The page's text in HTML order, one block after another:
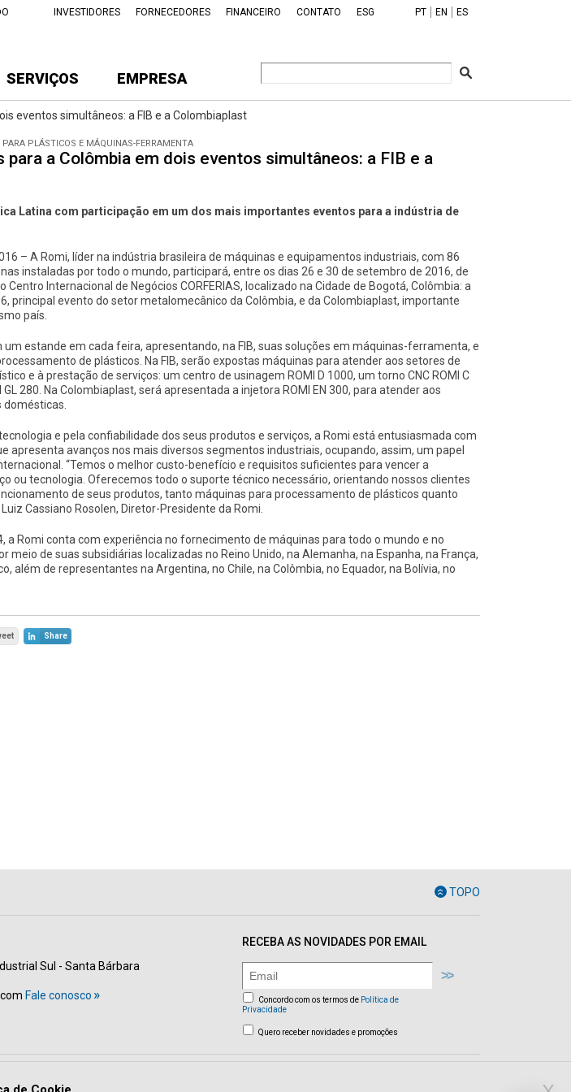
INVESTIDORES FORNECEDORES FINANCEIRO CONTATO ESG PT EN ES
SERVIÇOS EMPRESA
eventos simultâneos: a FIB e a Colombiaplast
PLÁSTICOS E MÁQUINAS-FERRAMENTA
para a Colômbia em dois eventos simultâneos: a FIB e a
Latina com participação em um dos mais importantes eventos para a indústria de
– A Romi, líder na indústria brasileira de máquinas e equipamentos industriais, com 86
instaladas por todo o mundo, participará, entre os dias 26 e 30 de setembro de 2016, de
Internacional de Negócios CORFERIAS, localizado na Cidade de Bogotá, Colômbia: a
principal evento do setor metalomecânico da Colômbia, e da Colombiaplast, importante
país.
estande em cada feira, apresentando, na FIB, suas soluções em máquinas-ferramenta, e
de plásticos. Na FIB, serão expostas máquinas para atender aos setores de
e à prestação de serviços: um centro de usinagem ROMI D 1000, um torno CNC ROMI C
280. Na Colombiaplast, será apresentada a injetora ROMI EN 300, para atender aos
e pela confiabilidade dos seus produtos e serviços, a Romi está entusiasmada com
apresenta avanços nos mais diversos segmentos industriais, ocupando, assim, um papel
“Temos o melhor custo-benefício e requisitos suficientes para vencer a
ou tecnologia. Oferecemos todo o suporte técnico necessário, orientando nossos clientes
de seus produtos, tanto máquinas para processamento de plásticos quanto
Cassiano Rosolen, Diretor-Presidente da Romi.
a Romi conta com experiência no fornecimento de máquinas para todo o mundo e no
meio de suas subsidiárias localizadas no Reino Unido, na Alemanha, na Espanha, na França,
além de representantes na Argentina, no Chile, na Colômbia, no Equador, na Bolívia, no
Share
TOPO
Sul - Santa Bárbara
Fale conosco
RECEBA AS NOVIDADES POR EMAIL
Concordo com os termos de Política de
Privacidade
Quero receber novidades e promoções